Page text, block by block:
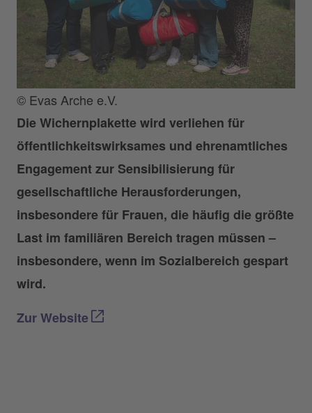
© Evas Arche e.V.
Die Wichernplakette wird verliehen für
öffentlichkeitswirksames und ehrenamtliches
Engagement zur Sensibilisierung für
gesellschaftliche Herausforderungen,
insbesondere für Frauen, die häufig die größte
Last im familiären Bereich tragen müssen –
insbesondere, wenn im Sozialbereich gespart
wird.
Zur Website